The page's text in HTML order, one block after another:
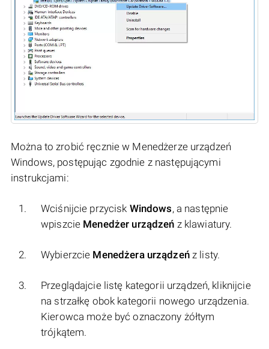
Można to zrobić ręcznie w Menedżerze urządzeń
Windows, postępując zgodnie z następującymi
instrukcjami:
Wciśnijcie przycisk Windows, a następnie
wpiszcie Menedżer urządzeń z klawiatury.
Wybierzcie Menedżera urządzeńz listy.
Przeglądajcie listę kategorii urządzeń, kliknijcie
na strzałkę obok kategorii nowego urządzenia.
Kierowca może być oznaczony żółtym
trójkątem.